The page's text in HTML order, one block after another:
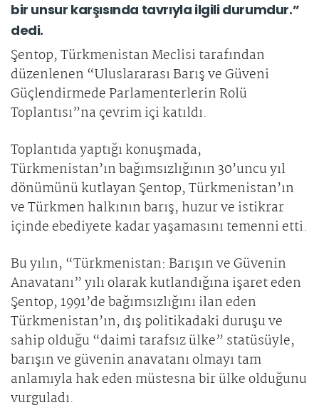
bir unsur karşısında tavrıyla ilgili durumdur.”
dedi.
Şentop, Türkmenistan Meclisi tarafından
düzenlenen “Uluslararası Barış ve Güveni
Güçlendirmede Parlamenterlerin Rolü
Toplantısı”na çevrim içi katıldı.
Toplantıda yaptığı konuşmada,
Türkmenistan’ın bağımsızlığının 30’uncu yıl
dönümünü kutlayan Şentop, Türkmenistan’ın
ve Türkmen halkının barış, huzur ve istikrar
içinde ebediyete kadar yaşamasını temenni etti.
Bu yılın, “Türkmenistan: Barışın ve Güvenin
Anavatanı” yılı olarak kutlandığına işaret eden
Şentop, 1991’de bağımsızlığını ilan eden
Türkmenistan’ın, dış politikadaki duruşu ve
sahip olduğu “daimi tarafsız ülke” statüsüyle,
barışın ve güvenin anavatanı olmayı tam
anlamıyla hak eden müstesna bir ülke olduğunu
vurguladı.